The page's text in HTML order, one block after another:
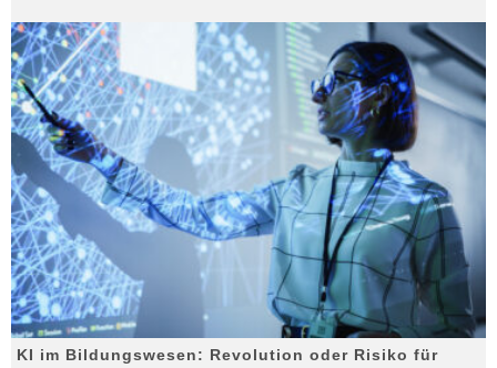
KI im Bildungswesen: Revolution oder Risiko für